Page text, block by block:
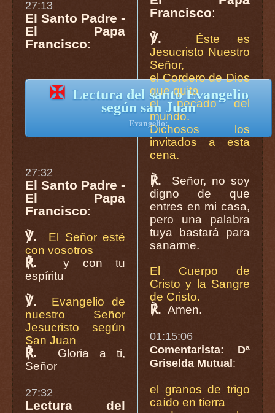
27:13
El Santo Padre -
El Papa
Francisco:
✠ Lectura del santo Evangelio
según san Juan
Evangelio:
27:32
El Santo Padre -
El Papa
Francisco:
℣.
El Señor esté
con vosotros
℟.
y con tu
espíritu
℣.
Evangelio de
nuestro Señor
Jesucristo según
San Juan
℟.
Gloria a ti,
Señor
27:32
Lectura del
Francisco:
℣.
Éste es
Jesucristo Nuestro
Señor,
el Cordero de Dios
que quita
el pecado del
mundo.
Dichosos los
invitados a esta
cena.
℟.
Señor, no soy
digno de que
entres en mi casa,
pero una palabra
tuya bastará para
sanarme.
El Cuerpo de
Cristo y la Sangre
de Cristo.
℟. Amen.
01:15:06
Comentarista: Dª
Griselda Mutual:
el granos de trigo
caído en tierra